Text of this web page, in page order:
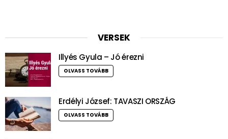
VERSEK
Illyés Gyula – Jó érezni
OLVASS TOVÁBB
Erdélyi József: TAVASZI ORSZÁG
OLVASS TOVÁBB